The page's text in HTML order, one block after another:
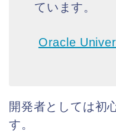
ています。
Oracle
開発者としては初
す。